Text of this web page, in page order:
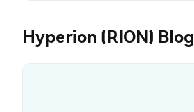
Hyperion (RION) Blog